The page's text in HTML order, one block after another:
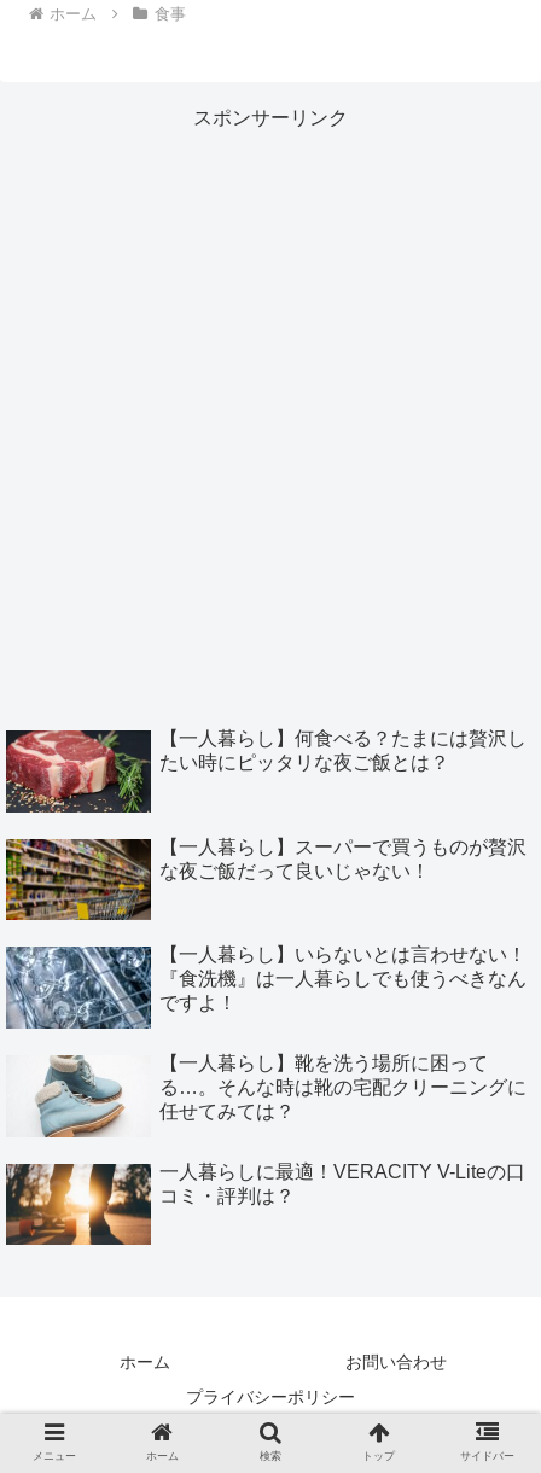
ホーム 食事
スポンサーリンク
【一人暮らし】何食べる？たまには贅沢し
たい時にピッタリな夜ご飯とは？
【一人暮らし】スーパーで買うものが贅沢
な夜ご飯だって良いじゃない！
【一人暮らし】いらないとは言わせない！
『食洗機』は一人暮らしでも使うべきなん
ですよ！
【一人暮らし】靴を洗う場所に困って
る…。そんな時は靴の宅配クリーニングに
任せてみては？
一人暮らしに最適！VERACITY V-Liteの口
コミ・評判は？
ホーム
お問い合わせ
プライバシーポリシー
Copyright © 2019-2026 わんわんブログ All Rights Reserved.
メニュー ホーム 検索 トップ サイドバー